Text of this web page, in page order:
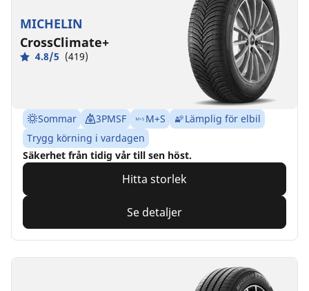
MICHELIN
CrossClimate+
4.8/5 (419)
Sommar 3PMSF M+S
Lämplig för elbil
Trygg körning i vardagen
Säkerhet från tidig vår till sen höst.
Hitta storlek
Se detaljer